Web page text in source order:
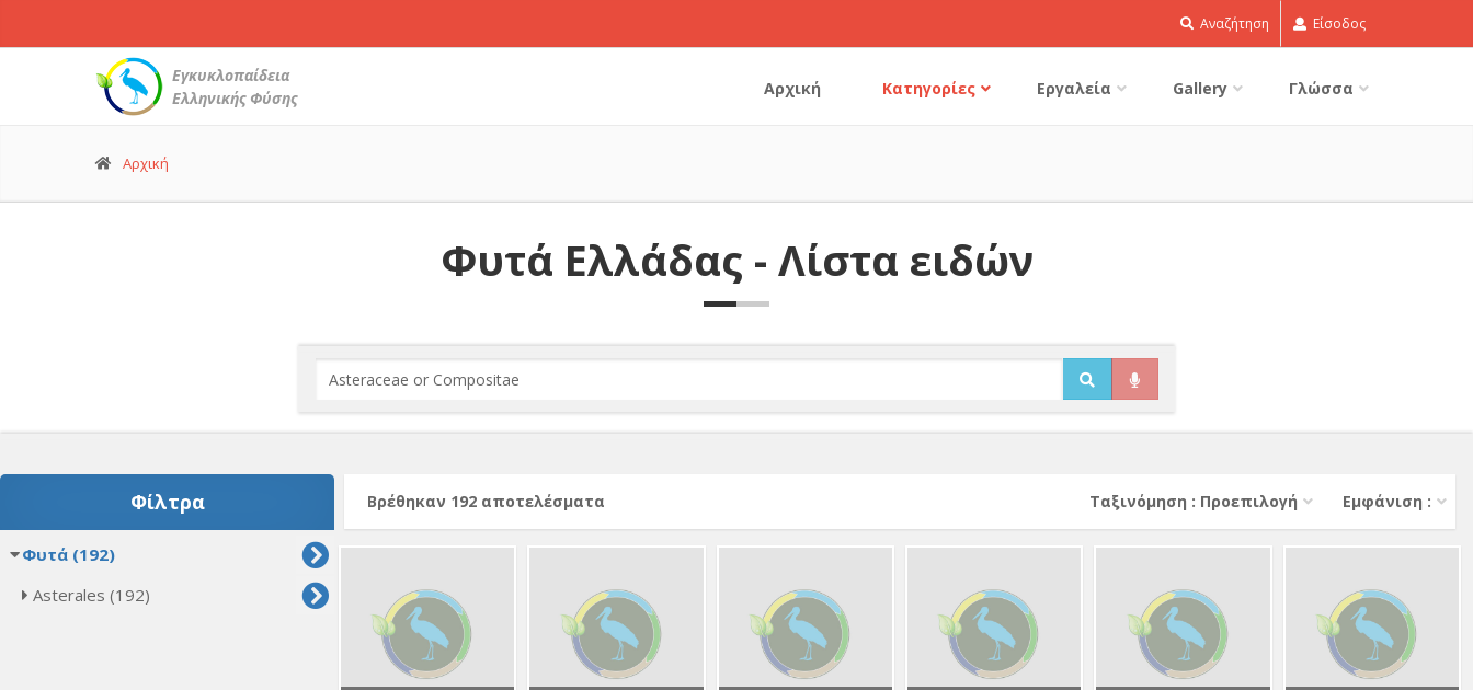
Αναζήτηση Είσοδος
Εγκυκλοπαίδεια
Ελληνικής Φύσης
Αρχική Κατηγορίες Εργαλεία Gallery Γλώσσα
Αρχική
Φυτά Ελλάδας - Λίστα ειδών
Φίλτρα
Φυτά (192)
Asterales (192)
Βρέθηκαν 192 αποτελέσματα Εμφάνιση :
Тαξινόμηση : Προεπιλογή